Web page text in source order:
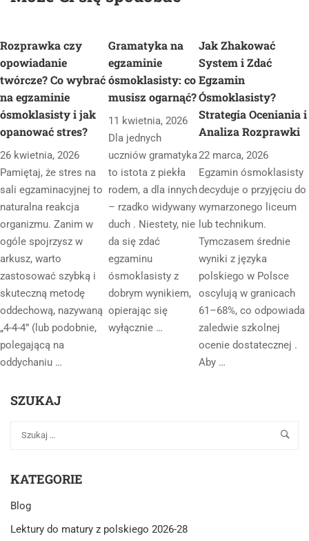
Rozprawka czy
opowiadanie
twórcze? Co wybrać
na egzaminie
ósmoklasisty i jak
opanować stres?
26 kwietnia, 2026
Pamiętaj, że stres na
sali egzaminacyjnej to
naturalna reakcja
organizmu. Zanim w
ogóle spojrzysz w
arkusz, warto
zastosować szybką i
skuteczną metodę
oddechową, nazywaną
„4-4-4” (lub podobnie,
polegającą na
oddychaniu …
Gramatyka na
egzaminie
ósmoklasisty: co
musisz ogarnąć?
11 kwietnia, 2026
Dla jednych
uczniów gramatyka
to istota z piekła
rodem, a dla innych
– rzadko widywany
duch . Niestety, nie
da się zdać
egzaminu
ósmoklasisty z
dobrym wynikiem,
opierając się
wyłącznie …
Jak Zhakować
System i Zdać
Egzamin
Ósmoklasisty?
Strategia Oceniania i
Analiza Rozprawki
22 marca, 2026
Egzamin ósmoklasisty
decyduje o przyjęciu do
wymarzonego liceum
lub technikum.
Tymczasem średnie
wyniki z języka
polskiego w Polsce
oscylują w granicach
61–68%, co odpowiada
zaledwie szkolnej
ocenie dostatecznej .
Aby …
SZUKAJ
KATEGORIE
Blog
Lektury do matury z polskiego 2026-28